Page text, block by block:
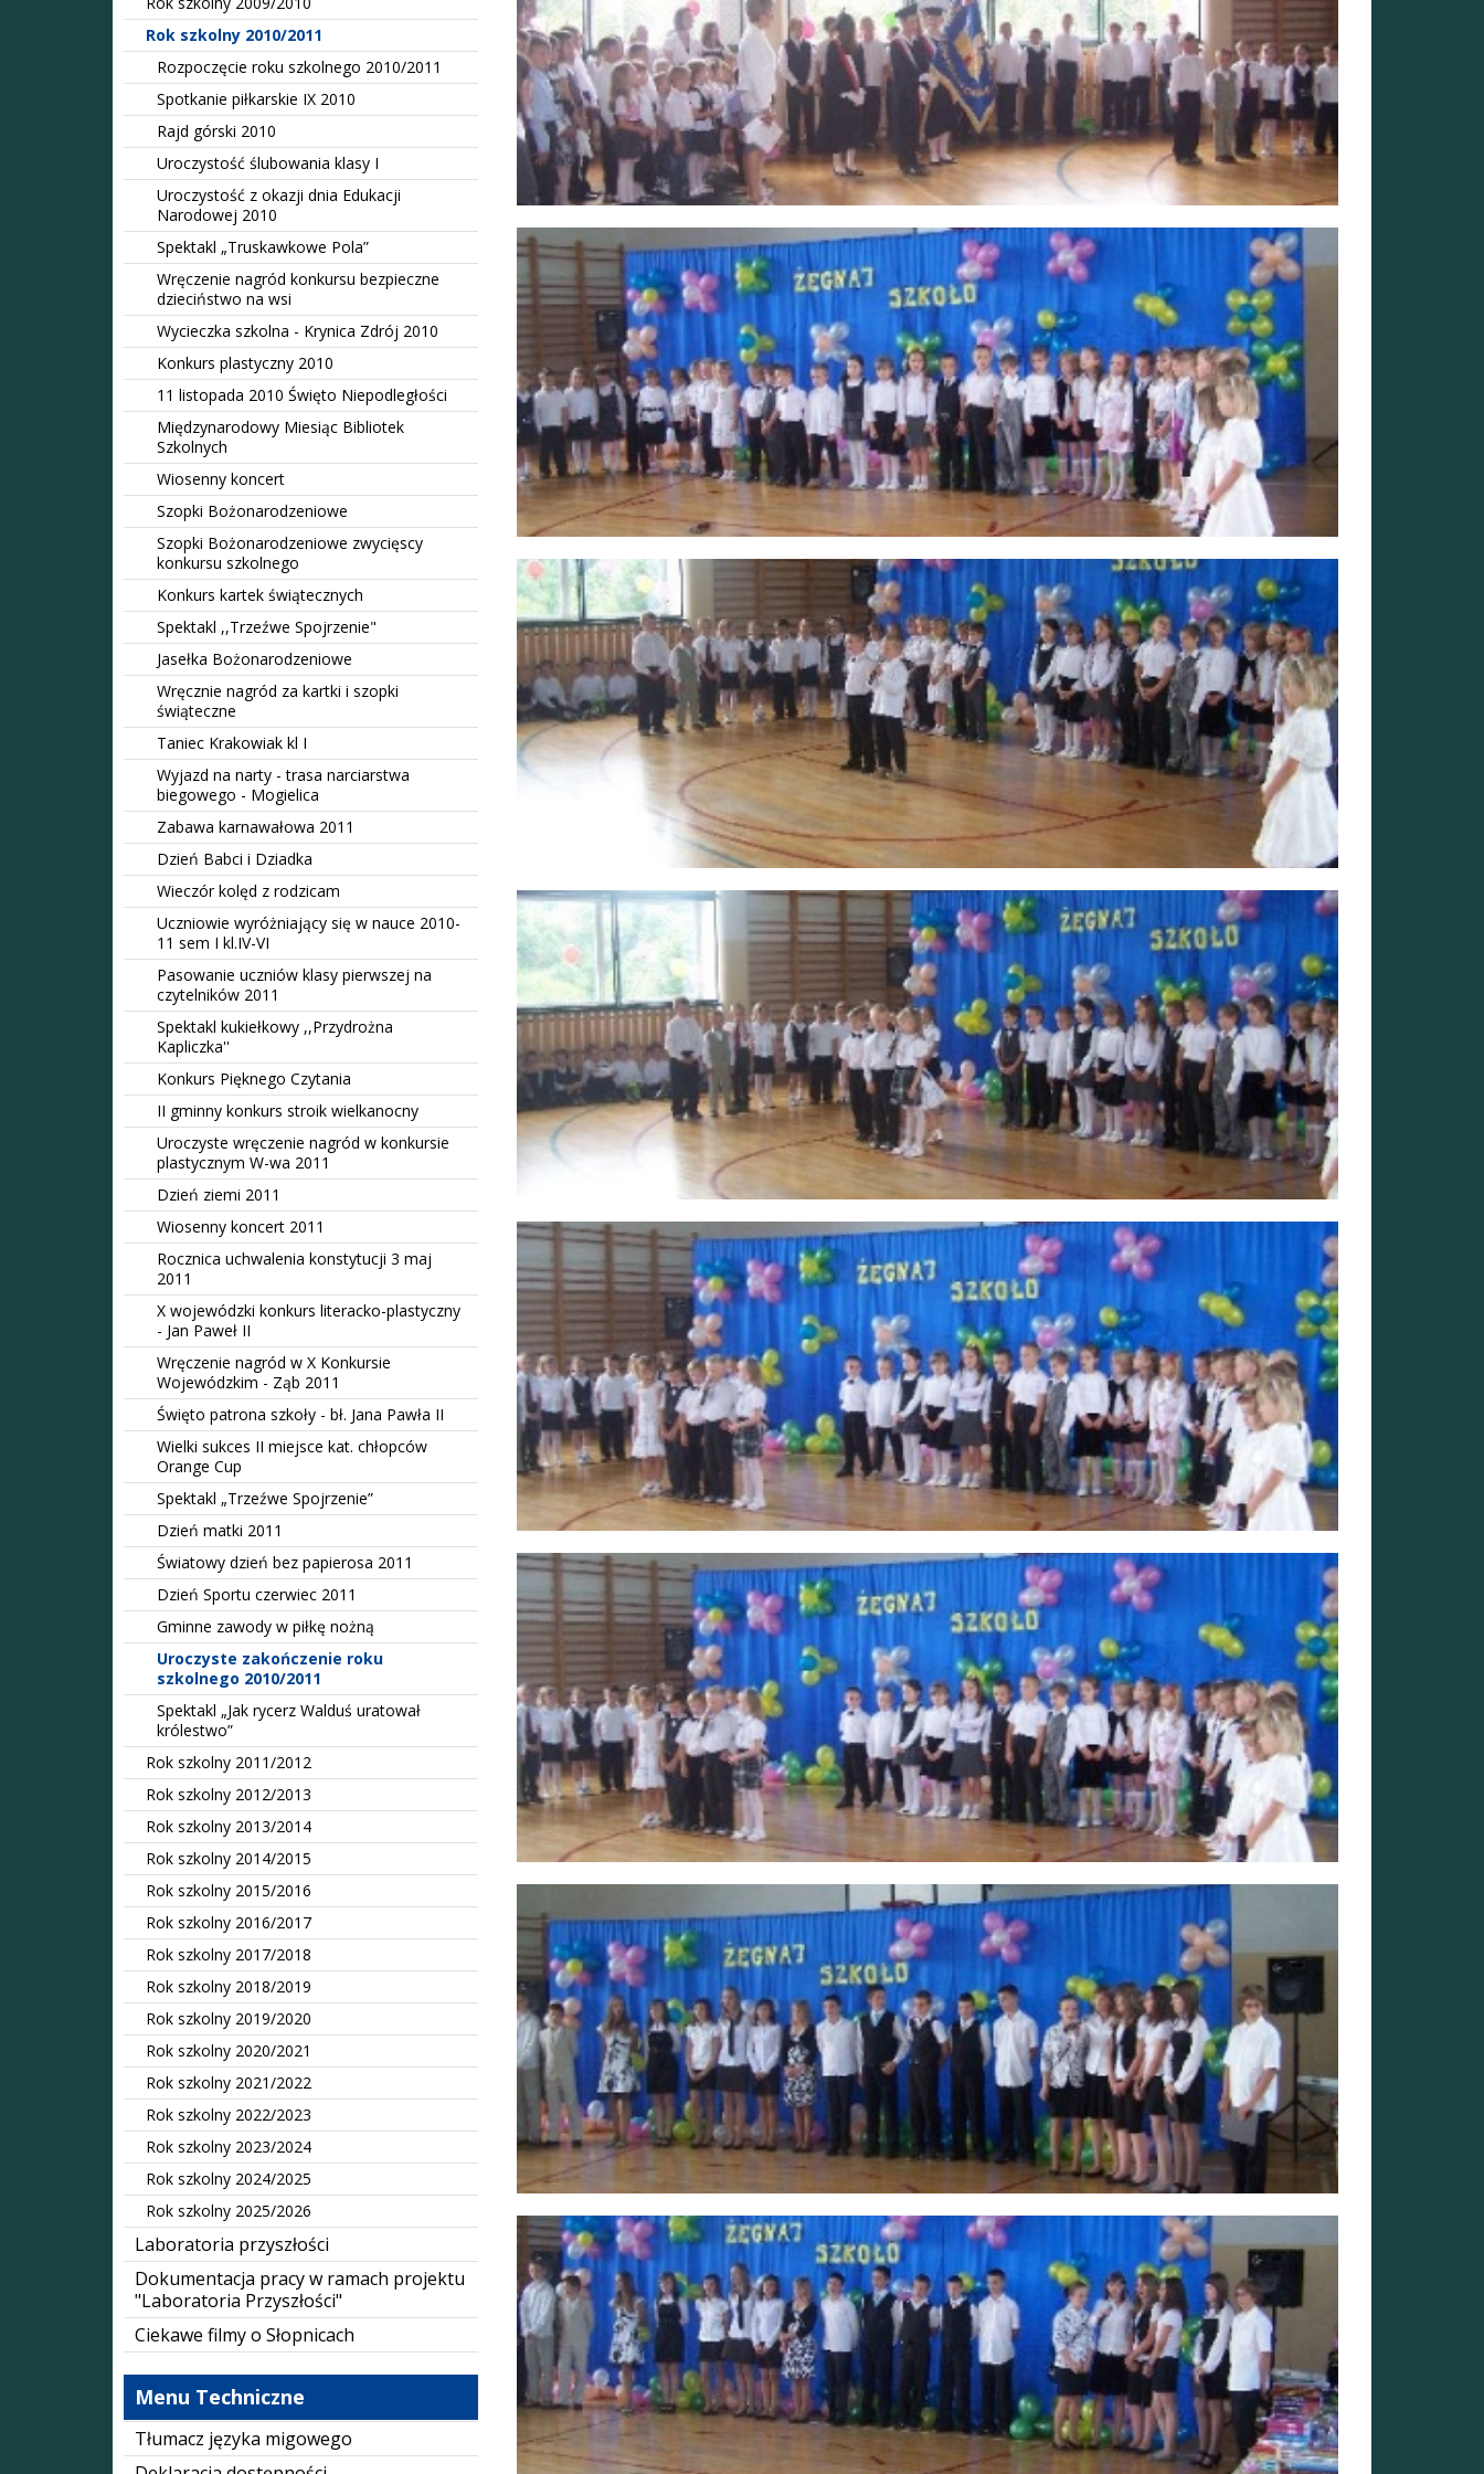
Rok szkolny 2010/2011
Rozpoczęcie roku szkolnego 2010/2011
Spotkanie piłkarskie IX 2010
Rajd górski 2010
Uroczystość ślubowania klasy I
Uroczystość z okazji dnia Edukacji
Narodowej 2010
Spektakl „Truskawkowe Pola”
Wręczenie nagród konkursu bezpieczne
dzieciństwo na wsi
Wycieczka szkolna - Krynica Zdrój 2010
Konkurs plastyczny 2010
11 listopada 2010 Święto Niepodległości
Międzynarodowy Miesiąc Bibliotek
Szkolnych
Wiosenny koncert
Szopki Bożonarodzeniowe
Szopki Bożonarodzeniowe zwycięscy
konkursu szkolnego
Konkurs kartek świątecznych
Spektakl ,,Trzeźwe Spojrzenie"
Jasełka Bożonarodzeniowe
Wręcznie nagród za kartki i szopki
świąteczne
Taniec Krakowiak kl I
Wyjazd na narty - trasa narciarstwa
biegowego - Mogielica
Zabawa karnawałowa 2011
Dzień Babci i Dziadka
Wieczór kolęd z rodzicam
Uczniowie wyróżniający się w nauce 2010-
11 sem I kl.IV-VI
Pasowanie uczniów klasy pierwszej na
czytelników 2011
Spektakl kukiełkowy ,,Przydrożna
Kapliczka''
Konkurs Pięknego Czytania
II gminny konkurs stroik wielkanocny
Uroczyste wręczenie nagród w konkursie
plastycznym W-wa 2011
Dzień ziemi 2011
Wiosenny koncert 2011
Rocznica uchwalenia konstytucji 3 maj
2011
X wojewódzki konkurs literacko-plastyczny
- Jan Paweł II
Wręczenie nagród w X Konkursie
Wojewódzkim - Ząb 2011
Święto patrona szkoły - bł. Jana Pawła II
Wielki sukces II miejsce kat. chłopców
Orange Cup
Spektakl „Trzeźwe Spojrzenie”
Dzień matki 2011
Światowy dzień bez papierosa 2011
Dzień Sportu czerwiec 2011
Gminne zawody w piłkę nożną
Uroczyste zakończenie roku
szkolnego 2010/2011
Spektakl „Jak rycerz Walduś uratował
królestwo”
Rok szkolny 2011/2012
Rok szkolny 2012/2013
Rok szkolny 2013/2014
Rok szkolny 2014/2015
Rok szkolny 2015/2016
Rok szkolny 2016/2017
Rok szkolny 2017/2018
Rok szkolny 2018/2019
Rok szkolny 2019/2020
Rok szkolny 2020/2021
Rok szkolny 2021/2022
Rok szkolny 2022/2023
Rok szkolny 2023/2024
Rok szkolny 2024/2025
Rok szkolny 2025/2026
Laboratoria przyszłości
Dokumentacja pracy w ramach projektu
"Laboratoria Przyszłości"
Ciekawe filmy o Słopnicach
Menu Techniczne
Tłumacz języka migowego